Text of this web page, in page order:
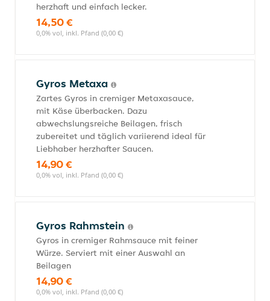
herzhaft und einfach lecker.
14,50 €
0,0% vol, inkl. Pfand (0,00 €)
Gyros Metaxa
Zartes Gyros in cremiger Metaxasauce,
mit Käse überbacken. Dazu
abwechslungsreiche Beilagen, frisch
zubereitet und täglich variierend ideal für
Liebhaber herzhafter Saucen.
14,90 €
0,0% vol, inkl. Pfand (0,00 €)
Gyros Rahmstein
Gyros in cremiger Rahmsauce mit feiner
Würze. Serviert mit einer Auswahl an
Beilagen
14,90 €
0,0% vol, inkl. Pfand (0,00 €)